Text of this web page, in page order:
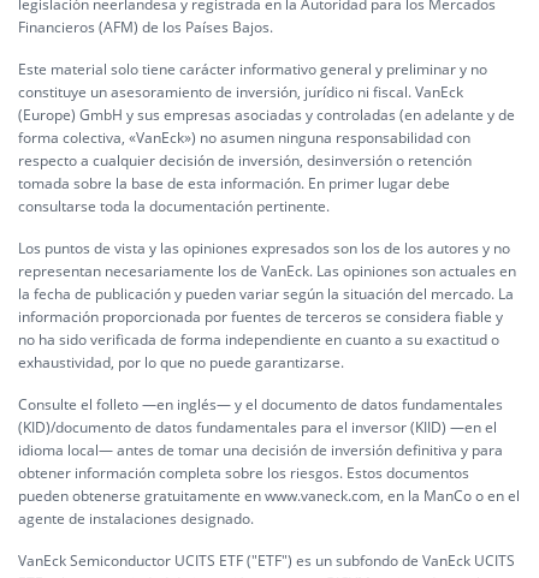
legislación neerlandesa y registrada en la Autoridad para los Mercados
Financieros (AFM) de los Países Bajos.
Este material solo tiene carácter informativo general y preliminar y no
constituye un asesoramiento de inversión, jurídico ni fiscal. VanEck
(Europe) GmbH y sus empresas asociadas y controladas (en adelante y de
forma colectiva, «VanEck») no asumen ninguna responsabilidad con
respecto a cualquier decisión de inversión, desinversión o retención
tomada sobre la base de esta información. En primer lugar debe
consultarse toda la documentación pertinente.
Los puntos de vista y las opiniones expresados son los de los autores y no
representan necesariamente los de VanEck. Las opiniones son actuales en
la fecha de publicación y pueden variar según la situación del mercado. La
información proporcionada por fuentes de terceros se considera fiable y
no ha sido verificada de forma independiente en cuanto a su exactitud o
exhaustividad, por lo que no puede garantizarse.
Consulte el folleto —en inglés— y el documento de datos fundamentales
(KID)/documento de datos fundamentales para el inversor (KIID) —en el
idioma local— antes de tomar una decisión de inversión definitiva y para
obtener información completa sobre los riesgos. Estos documentos
pueden obtenerse gratuitamente en www.vaneck.com, en la ManCo o en el
agente de instalaciones designado.
VanEck Semiconductor UCITS ETF ("ETF") es un subfondo de VanEck UCITS